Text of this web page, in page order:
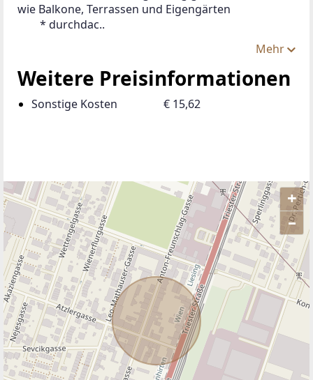
wie Balkone, Terrassen und Eigengärten
* durchdac..
Mehr
Weitere Preisinformationen
Sonstige Kosten € 15,62
+
–
ANBIETER KONTAKTIEREN